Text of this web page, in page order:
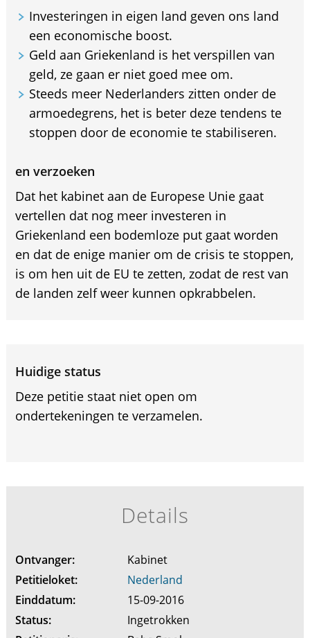
Investeringen in eigen land geven ons land
een economische boost.
Geld aan Griekenland is het verspillen van
geld, ze gaan er niet goed mee om.
Steeds meer Nederlanders zitten onder de
armoedegrens, het is beter deze tendens te
stoppen door de economie te stabiliseren.
en verzoeken
Dat het kabinet aan de Europese Unie gaat
vertellen dat nog meer investeren in
Griekenland een bodemloze put gaat worden
en dat de enige manier om de crisis te stoppen,
is om hen uit de EU te zetten, zodat de rest van
de landen zelf weer kunnen opkrabbelen.
Huidige status
Deze petitie staat niet open om
ondertekeningen te verzamelen.
Details
Ontvanger:
Kabinet
Petitieloket:
Nederland
Einddatum:
15-09-2016
Status:
Ingetrokken